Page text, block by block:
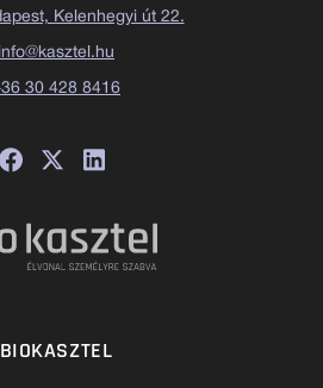
Kelenhegyi út 22.
info@kasztel.hu
30 428 8416
BIOKASZTEL